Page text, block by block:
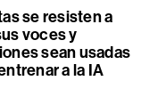
se resisten a
voces y
sean usadas
a la IA